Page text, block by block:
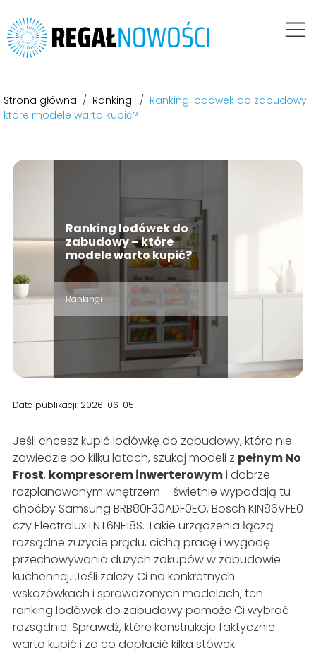
Strona główna / Rankingi / Ranking lodówek do zabudowy –
które modele warto kupić?
Ranking lodówek do
zabudowy – które
modele warto kupić?
Rankingi
Data publikacji: 2026-06-05
Jeśli chcesz kupić lodówkę do zabudowy, która nie
zawiedzie po kilku latach, szukaj modeli z pełnym No
Frost, kompresorem inwerterowymi dobrze
rozplanowanym wnętrzem – świetnie wypadają tu
choćby Samsung BRB80F30ADF0EO, Bosch KIN86VFE0
czy Electrolux LNT6NE18S. Takie urządzenia łączą
rozsądne zużycie prądu, cichą pracę i wygodę
przechowywania dużych zakupów w zabudowie
kuchennej. Jeśli zależy Ci na konkretnych
wskazówkach i sprawdzonych modelach, ten
ranking lodówek do zabudowy pomoże Ci wybrać
rozsądnie. Sprawdź, które konstrukcje faktycznie
warto kupić i za co dopłacić kilka stówek.